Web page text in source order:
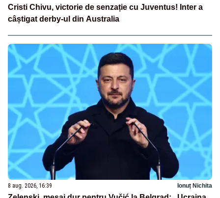
Cristi Chivu, victorie de senzație cu Juventus! Inter a
câștigat derby-ul din Australia
8 aug. 2026, 16:39 Ionuț Nichita